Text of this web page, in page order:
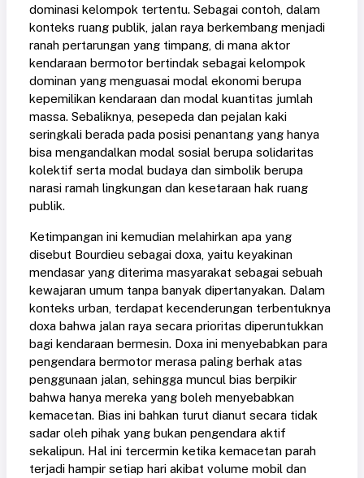
dominasi kelompok tertentu. Sebagai contoh, dalam
konteks ruang publik, jalan raya berkembang menjadi
ranah pertarungan yang timpang, di mana aktor
kendaraan bermotor bertindak sebagai kelompok
dominan yang menguasai modal ekonomi berupa
kepemilikan kendaraan dan modal kuantitas jumlah
massa. Sebaliknya, pesepeda dan pejalan kaki
seringkali berada pada posisi penantang yang hanya
bisa mengandalkan modal sosial berupa solidaritas
kolektif serta modal budaya dan simbolik berupa
narasi ramah lingkungan dan kesetaraan hak ruang
publik.
Ketimpangan ini kemudian melahirkan apa yang
disebut Bourdieu sebagai doxa, yaitu keyakinan
mendasar yang diterima masyarakat sebagai sebuah
kewajaran umum tanpa banyak dipertanyakan. Dalam
konteks urban, terdapat kecenderungan terbentuknya
doxa bahwa jalan raya secara prioritas diperuntukkan
bagi kendaraan bermesin. Doxa ini menyebabkan para
pengendara bermotor merasa paling berhak atas
penggunaan jalan, sehingga muncul bias berpikir
bahwa hanya mereka yang boleh menyebabkan
kemacetan. Bias ini bahkan turut dianut secara tidak
sadar oleh pihak yang bukan pengendara aktif
sekalipun. Hal ini tercermin ketika kemacetan parah
terjadi hampir setiap hari akibat volume mobil dan